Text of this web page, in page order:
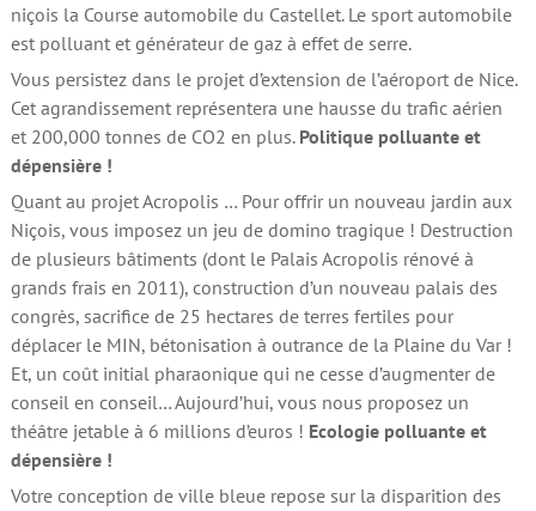
niçois la Course automobile du Castellet. Le sport automobile
est polluant et générateur de gaz à effet de serre.
Vous persistez dans le projet d’extension de l’aéroport de Nice.
Cet agrandissement représentera une hausse du trafic aérien
et 200,000 tonnes de CO2 en plus. Politique polluante et
dépensière !
Quant au projet Acropolis … Pour offrir un nouveau jardin aux
Niçois, vous imposez un jeu de domino tragique ! Destruction
de plusieurs bâtiments (dont le Palais Acropolis rénové à
grands frais en 2011), construction d’un nouveau palais des
congrès, sacrifice de 25 hectares de terres fertiles pour
déplacer le MIN, bétonisation à outrance de la Plaine du Var !
Et, un coût initial pharaonique qui ne cesse d’augmenter de
conseil en conseil… Aujourd’hui, vous nous proposez un
théâtre jetable à 6 millions d’euros ! Ecologie polluante et
dépensière !
Votre conception de ville bleue repose sur la disparition des